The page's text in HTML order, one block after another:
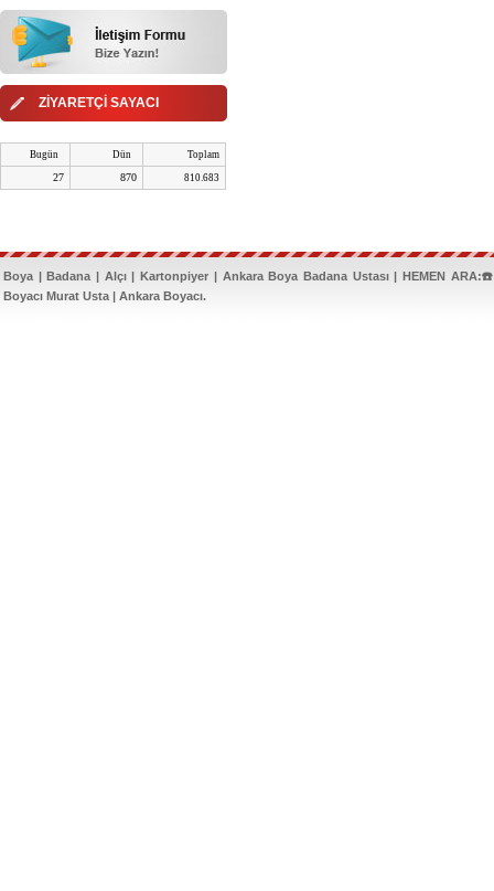
ZİYARETÇİ SAYACI
Bugün Dün Toplam
27 870 810.683
Boya | Badana | Alçı | Kartonpiyer | Ankara Boya Badana Ustası | HEMEN
Boyacı Murat Usta | Ankara Boyacı.